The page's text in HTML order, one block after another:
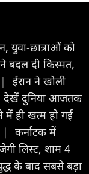
युवा-छात्राओं को
बदल दी किस्मत,
|
ईरान ने खोली
देखें दुनिया आजतक
में ही खत्म हो गई
|
कर्नाटक में
लिस्ट, शाम 4
के बाद सबसे बड़ा